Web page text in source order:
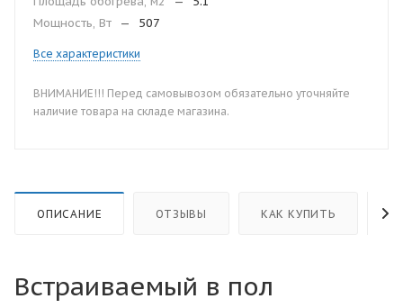
Мощность, Вт
— 507
Все характеристики
ВНИМАНИЕ!!! Перед самовывозом обязательно уточняйте
наличие товара на складе магазина.
ОПИСАНИЕ ОТЗЫВЫ КАК КУПИТЬ
Встраиваемый в пол